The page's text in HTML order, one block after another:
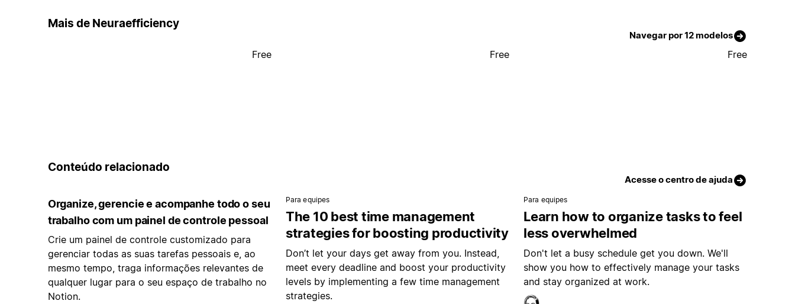
Mais de Neuraefficiency
Navegar por 12 modelos
Free Free Free
Conteúdo relacionado
Acesse o centro de ajuda
Organize, gerencie e acompanhe todo o seu
trabalho com um painel de controle pessoal
Crie um painel de controle customizado para
gerenciar todas as suas tarefas pessoais e, ao
mesmo tempo, traga informações relevantes de
qualquer lugar para o seu espaço de trabalho no
Notion.
Para equipes
The 10 best time management
strategies for boosting productivity
Don’t let your days get away from you. Instead,
meet every deadline and boost your productivity
levels by implementing a few time management
strategies.
Para equipes
Learn how to organize tasks to feel
less overwhelmed
Don't let a busy schedule get you down. We'll
show you how to effectively manage your tasks
and stay organized at work.